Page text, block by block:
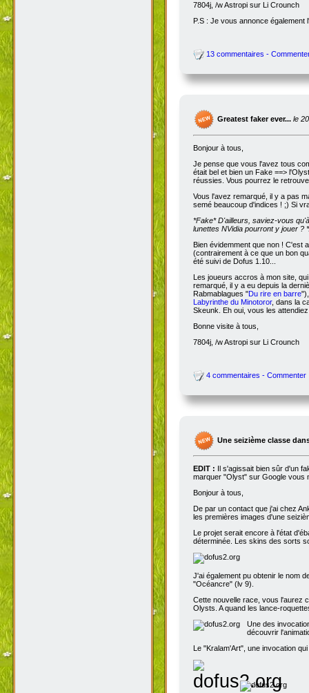
7804j, /w Astropi sur Li Crounch
P.S : Je vous annonce
13 commentaires -
Greatest faker ever... le
Bonjour à tous,
Je pense que vous l'avez tous
était bel et bien un Fake ==>
réussies. Vous pourrez le
Vous l'avez remarqué, il y a pas
semé beaucoup d'indices ! ;) Si
*Fake*D'ailleurs, saviez-vous
lunettes NVidia pourront y jouer ?
Bien évidemment que non ! C'est
(contrairement à ce que un bon
été suivi de Dofus 1.10...
Les joueurs accros à mon site,
remarqué, il y a eu depuis la
Rabmablagues "Du rire en barre
Labyrinthe du Minotoror, dans la
Skeunk. Eh oui, vous les
Bonne visite à tous,
7804j, /w Astropi sur Li Crounch
4 commentaires - Commenter
Une seizième classe
EDIT : Il s'agissait bien sûr d'un
marquer "Olyst" sur Google vous
Bonjour à tous,
De par un contact que j'ai chez
les premières images d'une
Le projet serait encore à l'état
déterminée. Les skins des sorts
J'ai également pu obtenir le nom
"Océancre" (lv 9).
Cette nouvelle race, vous l'aurez
Olysts. A quand les lance-
Une des
découvrir
Le "Kralam'Art", une invocation